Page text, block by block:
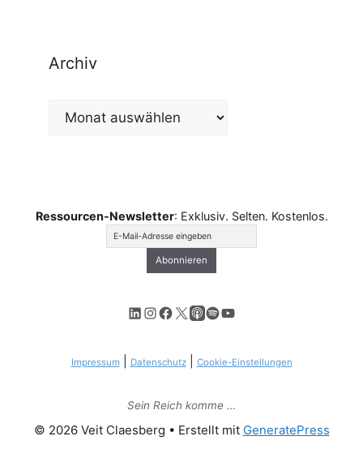
Archiv
Archiv
Ressourcen-Newsletter: Exklusiv. Selten. Kostenlos.
LinkedIn
Instagram
Facebook
X Apple Podcasts
Spotify
YouTube
Impressum| Datenschutz| Cookie-Einstellungen
Sein Reich komme …
© 2026 Veit Claesberg • Erstellt mit GeneratePress